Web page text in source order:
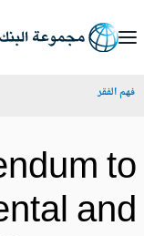
الفقر